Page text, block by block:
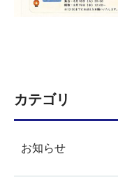
カテゴリ
お知らせ